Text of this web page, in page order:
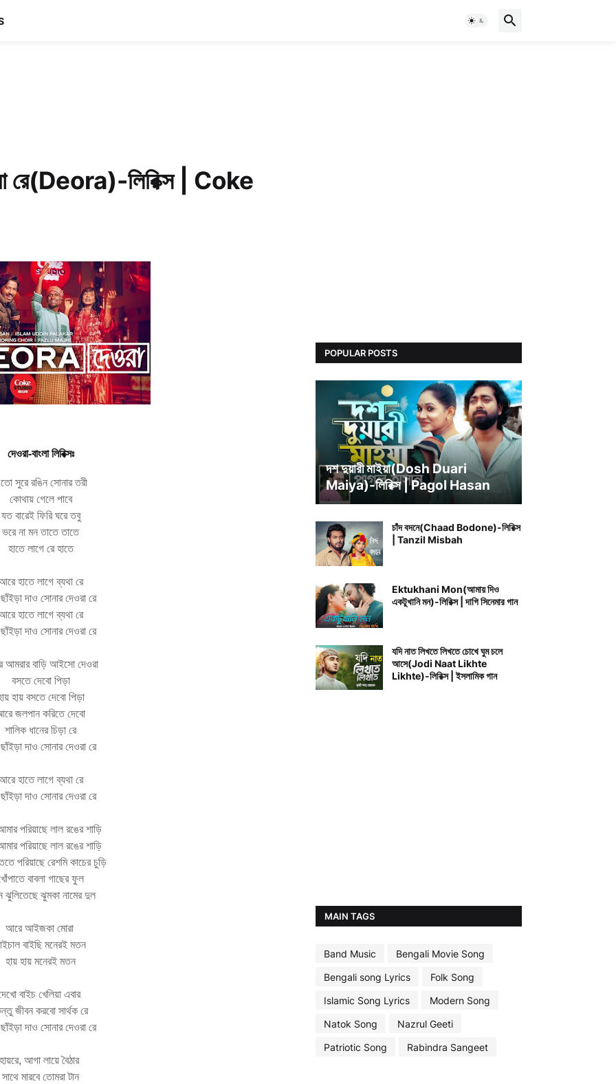
রে(Deora)-লিরিক্স | Coke
দেওরা-বাংলা লিরিক্সঃ
সুরে রঙিন সোনার তরী
কোথায় গেলে পাবে
যত বারেই ফিরি ঘরে তবু
ভরে না মন তাতে তাতে
হাতে লাগে রে হাতে
হাতে লাগে ব্যথা রে
দাও সোনার দেওরা রে
হাতে লাগে ব্যথা রে
দাও সোনার দেওরা রে
আমরার বাড়ি আইসো দেওরা
বসতে দেবো পিড়া
হায় বসতে দেবো পিড়া
জলপান করিতে দেবো
শালিক ধানের চিড়া রে
দাও সোনার দেওরা রে
হাতে লাগে ব্যথা রে
দাও সোনার দেওরা রে
পরিয়াছে লাল রঙের শাড়ি
পরিয়াছে লাল রঙের শাড়ি
পরিয়াছে রেশমি কাচের চুড়ি
বাবলা গাছের ফুল
ঝুলিতেছে ঝুমকা নামের দুল
আরে আইজকা মোরা
বাইছি মনেরই মতন
হায় হায় মনেরই মতন
বাইচ খেলিয়া এবার
জীবন করবো সার্থক রে
দাও সোনার দেওরা রে
হায়রে, আগা লায়ে বৈঠার
সাথে মারবে তোমরা টান
POPULAR POSTS
BENGALI SONG LYRICS
দশ দুয়ারী মাইয়া(Dosh Duari
Maiya)-লিরিক্স | Pagol Hasan
চাঁদ বদনে(Chaad Bodone)-লিরিক্স
| Tanzil Misbah
Ektukhani Mon(আমায় দিও
একটুখানি মন)-লিরিক্স | দাগি সিনেমার গান
যদি নাত লিখতে লিখতে চোখে ঘুম চলে
আসে(Jodi Naat Likhte
Likhte)-লিরিক্স | ইসলামিক গান
MAIN TAGS
Band Music
Bengali Movie Song
Bengali song Lyrics
Folk Song
Islamic Song Lyrics
Modern Song
Natok Song
Nazrul Geeti
Patriotic Song
Rabindra Sangeet